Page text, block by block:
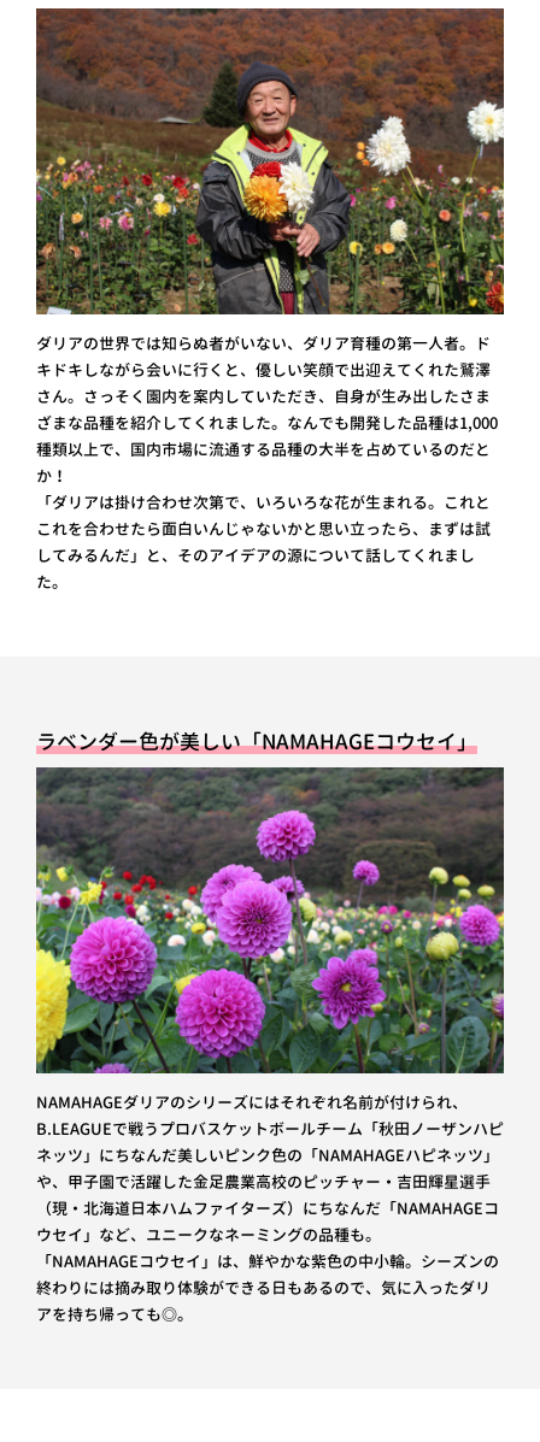
ダリアの世界では知らぬ者がいない、ダリア育種の第一人者。ド
キドキしながら会いに行くと、優しい笑顔で出迎えてくれた鷲澤
さん。さっそく園内を案内していただき、自身が生み出したさま
ざまな品種を紹介してくれました。なんでも開発した品種は1,000
種類以上で、国内市場に流通する品種の大半を占めているのだと
か！
「ダリアは掛け合わせ次第で、いろいろな花が生まれる。これと
これを合わせたら面白いんじゃないかと思い立ったら、まずは試
してみるんだ」と、そのアイデアの源について話してくれまし
た。
ラベンダー色が美しい「NAMAHAGEコウセイ」
NAMAHAGEダリアのシリーズにはそれぞれ名前が付けられ、
B.LEAGUEで戦うプロバスケットボールチーム「秋田ノーザンハピ
ネッツ」にちなんだ美しいピンク色の「NAMAHAGEハピネッツ」
や、甲子園で活躍した金足農業高校のピッチャー・吉田輝星選手
（現・北海道日本ハムファイターズ）にちなんだ「NAMAHAGEコ
ウセイ」など、ユニークなネーミングの品種も。
「NAMAHAGEコウセイ」は、鮮やかな紫色の中小輪。シーズンの
終わりには摘み取り体験ができる日もあるので、気に入ったダリ
アを持ち帰っても◎。